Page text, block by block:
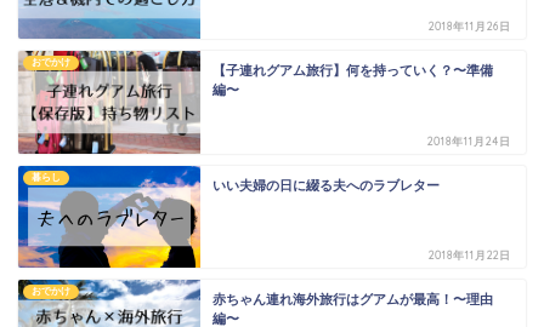
2018年11月26日
おでかけ
【子連れグアム旅行】何を持っていく？〜準備
編〜
2018年11月24日
暮らし
いい夫婦の日に綴る夫へのラブレター
2018年11月22日
おでかけ
赤ちゃん連れ海外旅行はグアムが最高！〜理由
編〜